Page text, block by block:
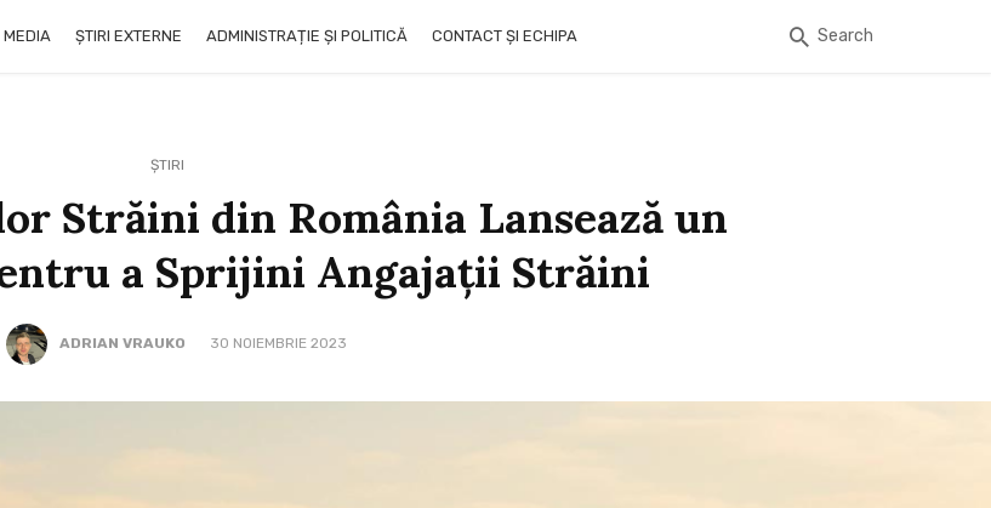
MEDIA ȘTIRI EXTERNE ADMINISTRAȚIE ȘI POLITICĂ CONTACT ȘI ECHIPA Search
ȘTIRI
Străini din România Lansează un
a Sprijini Angajații Străini
ADRIAN VRAUKO 30 NOIEMBRIE 2023